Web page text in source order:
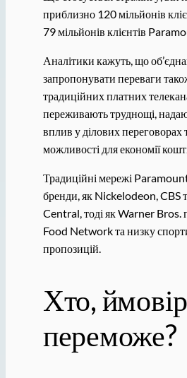
приблизно 120 мільйонів
79 мільйонів клієнтів
Аналітики кажуть, що
запропонувати переваги
традиційних платних
переживають труднощі,
вплив у ділових переговорах
можливості для економії
Традиційні мережі
бренди, як Nickelodeon, CBS
Central, тоді як Warner Bros.
Food Network та низку
пропозицій.
Хто,
переможе?